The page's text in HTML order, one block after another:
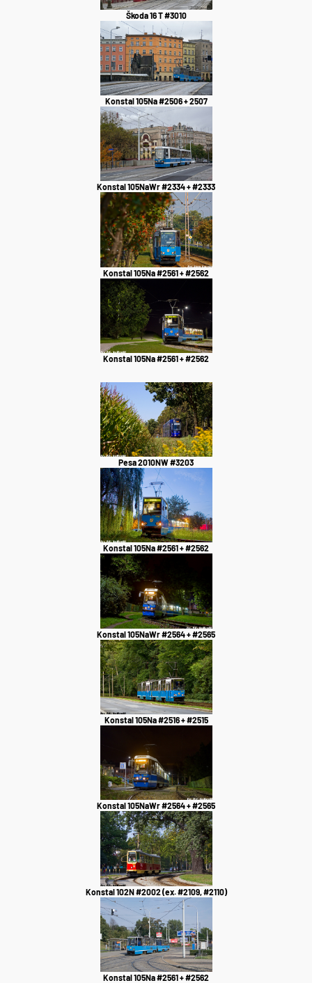
Škoda 16 T #3010
Konstal 105Na #2506 + 2507
Konstal 105NaWr #2334 + #2333
Konstal 105Na #2561 + #2562
Konstal 105Na #2561 + #2562
Pesa 2010NW #3203
Konstal 105Na #2561 + #2562
Konstal 105NaWr #2564 + #2565
Konstal 105Na #2516 + #2515
Konstal 105NaWr #2564 + #2565
Konstal 102N #2002 (ex. #2109, #2110)
Konstal 105Na #2561 + #2562